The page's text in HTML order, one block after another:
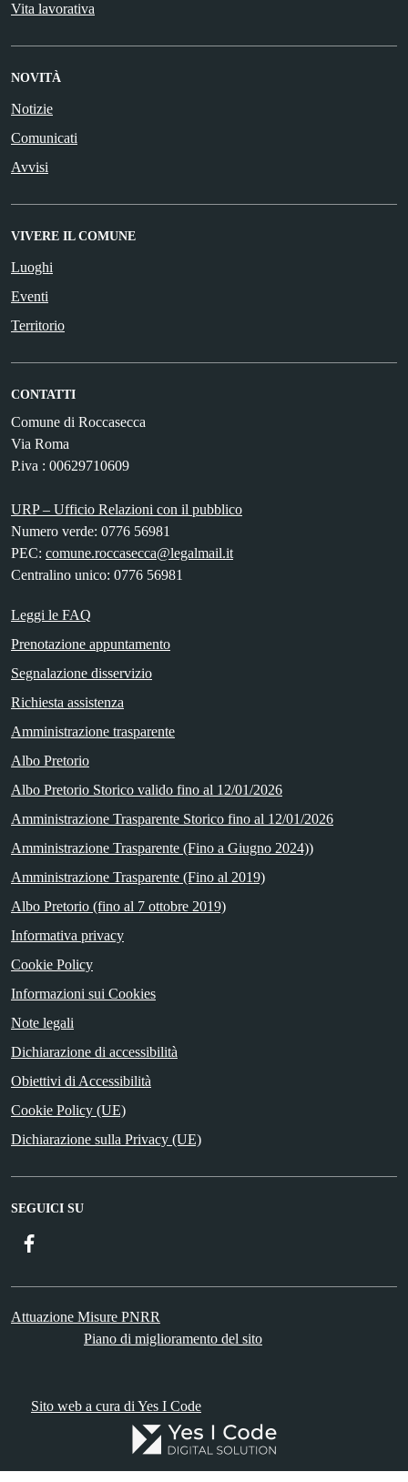
Vita lavorativa
NOVITÀ
Notizie
Comunicati
Avvisi
VIVERE IL COMUNE
Luoghi
Eventi
Territorio
CONTATTI
Comune di Roccasecca
Via Roma
P.iva : 00629710609
URP – Ufficio Relazioni con il pubblico
Numero verde: 0776 56981
PEC: comune.roccasecca@legalmail.it
Centralino unico: 0776 56981
Leggi le FAQ
Prenotazione appuntamento
Segnalazione disservizio
Richiesta assistenza
Amministrazione trasparente
Albo Pretorio
Albo Pretorio Storico valido fino al 12/01/2026
Amministrazione Trasparente Storico fino al 12/01/2026
Amministrazione Trasparente (Fino a Giugno 2024))
Amministrazione Trasparente (Fino al 2019)
Albo Pretorio (fino al 7 ottobre 2019)
Informativa privacy
Cookie Policy
Informazioni sui Cookies
Note legali
Dichiarazione di accessibilità
Obiettivi di Accessibilità
Cookie Policy (UE)
Dichiarazione sulla Privacy (UE)
SEGUICI SU
Attuazione Misure PNRR
Piano di miglioramento del sito
Sito web a cura di Yes I Code